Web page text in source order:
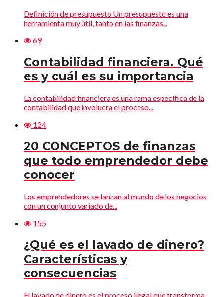
Definición de presupuesto Un presupuesto es una
herramienta muy útil, tanto en las finanzas...
69
Contabilidad financiera. Qué
es y cuál es su importancia
La contabilidad financiera es una rama específica de la
contabilidad que involucra el proceso...
124
20 CONCEPTOS de finanzas
que todo emprendedor debe
conocer
Los emprendedores se lanzan al mundo de los negocios
con un conjunto variado de...
155
¿Qué es el lavado de dinero?
Características y
consecuencias
El lavado de dinero es el proceso ilegal que transforma